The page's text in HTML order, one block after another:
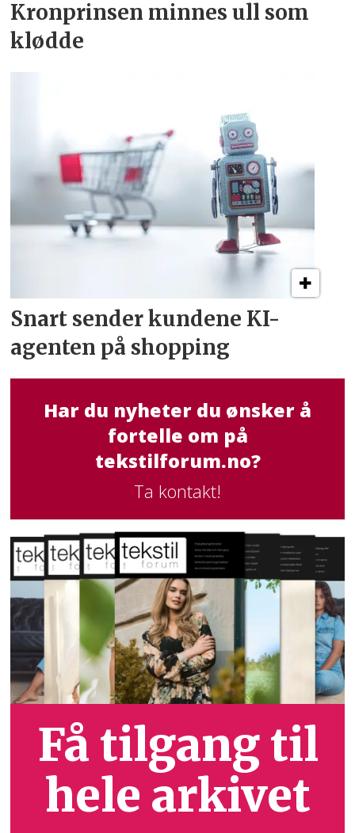
Kronprinsen minnes ull som
klødde
Snart sender kundene KI-
agenten på shopping
Har du nyheter du ønsker å
fortelle om på
tekstilforum.no?
Ta kontakt!
Få tilgang til
hele arkivet